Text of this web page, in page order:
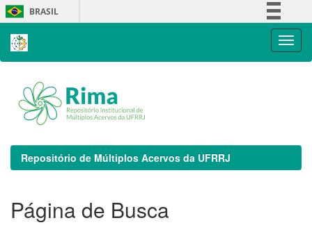
Skip
navigation
BRASIL
Repositório de Múltiplos Acervos da UFRRJ
Página de Busca